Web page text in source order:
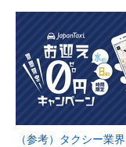
（参考）タクシー業